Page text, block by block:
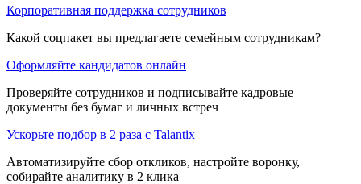
Корпоративная поддержка сотрудников
Какой соцпакет вы предлагаете семейным сотрудникам?
Оформляйте кандидатов онлайн
Проверяйте сотрудников и подписывайте кадровые
документы без бумаг и личных встреч
Ускорьте подбор в 2 раза с Talantix
Автоматизируйте сбор откликов, настройте воронку,
собирайте аналитику в 2 клика